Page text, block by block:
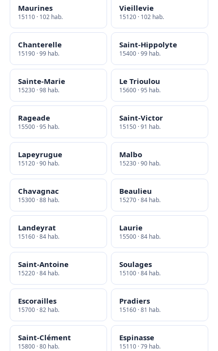
Maurines
15110 · 102 hab.
Vieillevie
15120 · 102 hab.
Chanterelle
15190 · 99 hab.
Saint-Hippolyte
15400 · 99 hab.
Sainte-Marie
15230 · 98 hab.
Le Trioulou
15600 · 95 hab.
Rageade
15500 · 95 hab.
Saint-Victor
15150 · 91 hab.
Lapeyrugue
15120 · 90 hab.
Malbo
15230 · 90 hab.
Chavagnac
15300 · 88 hab.
Beaulieu
15270 · 84 hab.
Landeyrat
15160 · 84 hab.
Laurie
15500 · 84 hab.
Saint-Antoine
15220 · 84 hab.
Soulages
15100 · 84 hab.
Escorailles
15700 · 82 hab.
Pradiers
15160 · 81 hab.
Saint-Clément
15800 · 80 hab.
Espinasse
15110 · 79 hab.